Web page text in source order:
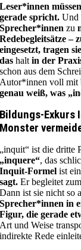
Leser*innen
gerade spricht. Und
Sprecher*innen zu
Redebegleitsätze –
eingesetzt, tragen
das haltin der
schon aus dem
Autor*innen voll mit
genau weiß, was
Bildungs-Exkurs
Monster
„inquit“ ist die dritte
„inquere“, das
Inquit-Formel ist
sagt. Er begleitet
Dann ist sie nicht so
Sprecher*innen in
Figur, die gerade
Art und Weise
indirekte Rede